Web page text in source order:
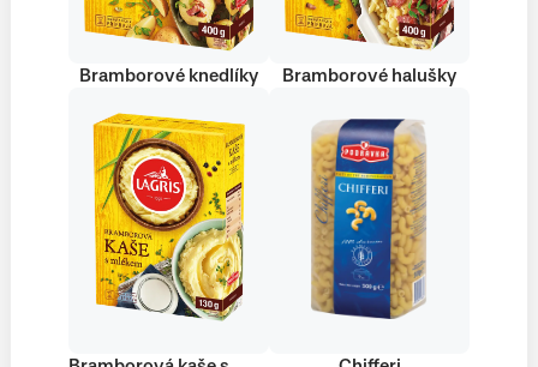
Bramborové knedlíky Bramborové halušky